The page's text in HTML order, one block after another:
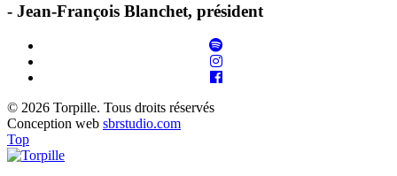
- Jean-François Blanchet, président
© 2026 Torpille. Tous droits réservés
Conception web sbrstudio.com
Top